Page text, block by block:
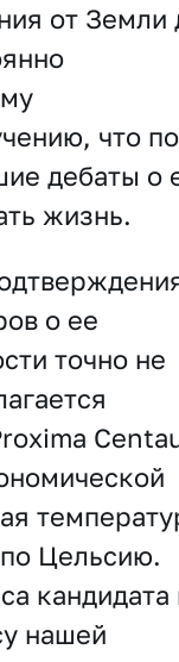
от Земли
что по
дебаты о
жизнь.
о ее
точно не
по Цельсию.
кандидата
нашей